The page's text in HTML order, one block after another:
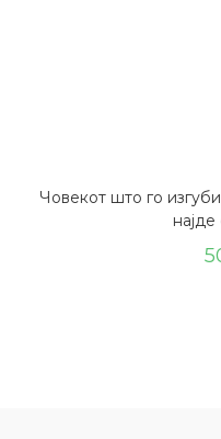
Човекот што го